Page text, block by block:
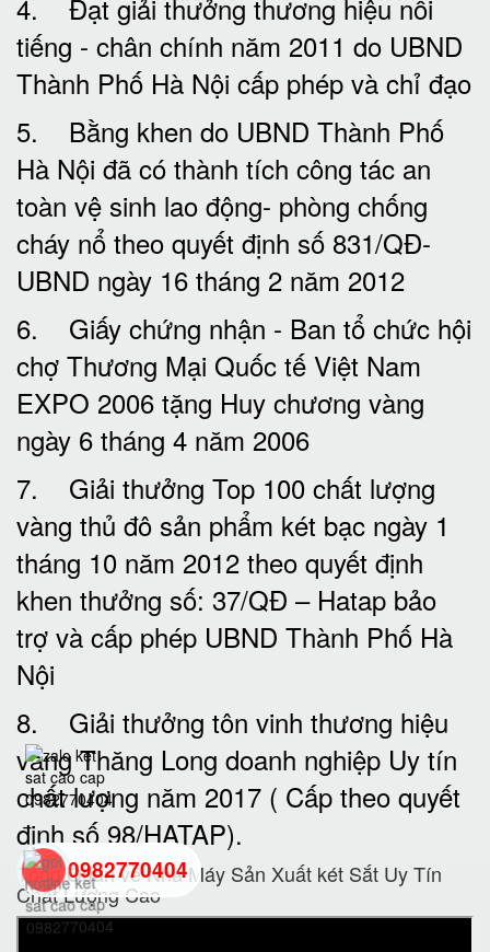
4. Đạt giải thưởng thương hiệu nổi
tiếng - chân chính năm 2011 do UBND
Thành Phố Hà Nội cấp phép và chỉ đạo
5. Bằng khen do UBND Thành Phố
Hà Nội đã có thành tích công tác an
toàn vệ sinh lao động- phòng chống
cháy nổ theo quyết định số 831/QĐ-
UBND ngày 16 tháng 2 năm 2012
6. Giấy chứng nhận - Ban tổ chức hội
chợ Thương Mại Quốc tế Việt Nam
EXPO 2006 tặng Huy chương vàng
ngày 6 tháng 4 năm 2006
7. Giải thưởng Top 100 chất lượng
vàng thủ đô sản phẩm két bạc ngày 1
tháng 10 năm 2012 theo quyết định
khen thưởng số: 37/QĐ – Hatap bảo
trợ và cấp phép UBND Thành Phố Hà
Nội
8. Giải thưởng tôn vinh thương hiệu
vàng Thăng Long doanh nghiệp Uy tín
chất lượng năm 2017 ( Cấp theo quyết
định số 98/HATAP).
Tổng Quan về Nhà Máy Sản Xuất két Sắt Uy Tín
Chất Lượng Cao
0982770404